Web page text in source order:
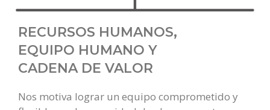
RECURSOS HUMANOS,
EQUIPO HUMANO Y
CADENA DE VALOR
Nos motiva lograr un equipo comprometido y